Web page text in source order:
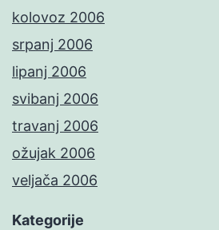
kolovoz 2006
srpanj 2006
lipanj 2006
svibanj 2006
travanj 2006
ožujak 2006
veljača 2006
Kategorije